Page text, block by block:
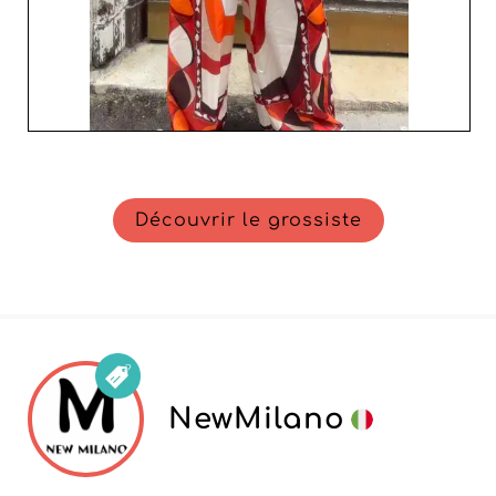
Découvrir le grossiste
NewMilano